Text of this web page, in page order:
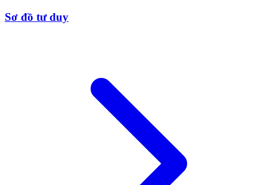
Sơ đồ tư duy